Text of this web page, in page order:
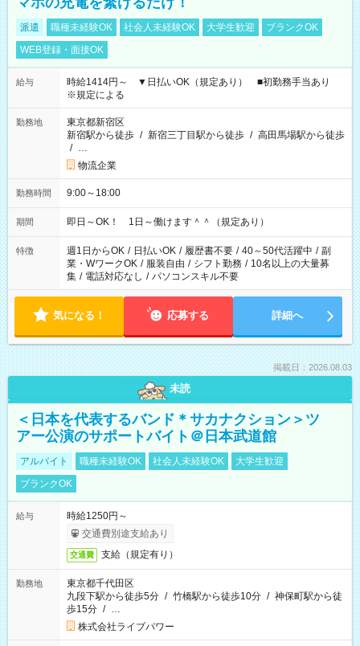
派遣 職種未経験OK 社会人未経験OK 大学生歓迎
ブランクOK
WEB登録・面接OK
給与
時給1414円～ ▼日払いOK（規定あり） ■初勤務手当あり
※規定による
勤務地
東京都新宿区
新宿駅から徒歩 / 新宿三丁目駅から徒歩 / 高田馬場駅から徒歩
/ …
物流企業
勤務時間 9:00～18:00
期間 即日～OK！ 1日～働けます＾＾（規定あり）
特徴 週1日からOK / 日払いOK / 履歴書不要 / 40～50代活躍中 / 副
業・WワークOK / 服装自由 / シフト勤務 / 10名以上の大量募
集 / 電話対応なし / パソコンスキル不要
気になる！ 応募する 詳細へ
掲載日：2026.08.03
未読
＜日本を代表するバンド＊サカナクション＞ツ
アー公演のサポートバイト＠日本武道館
アルバイト 職種未経験OK 社会人未経験OK
大学生歓迎
ブランクOK
給与
時給1250円～
交通費別途支給あり
交通費 支給（規定有り）
勤務地
東京都千代田区
九段下駅から徒歩5分 / 竹橋駅から徒歩10分 / 神保町駅から徒
歩15分 / …
株式会社ライブパワー